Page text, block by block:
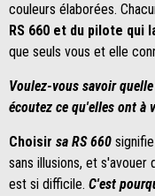
couleurs élaborées.
RS 660 et du pilote qui
que seuls vous et elle
Voulez-vous savoir
écoutez ce qu'elles ont à
Choisir sa RS 660
sans illusions, et
est si difficile. C'est